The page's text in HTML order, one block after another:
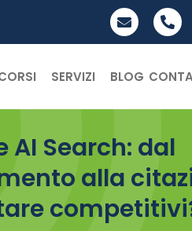
SERVIZI BLOG
AI Search: dal
alla